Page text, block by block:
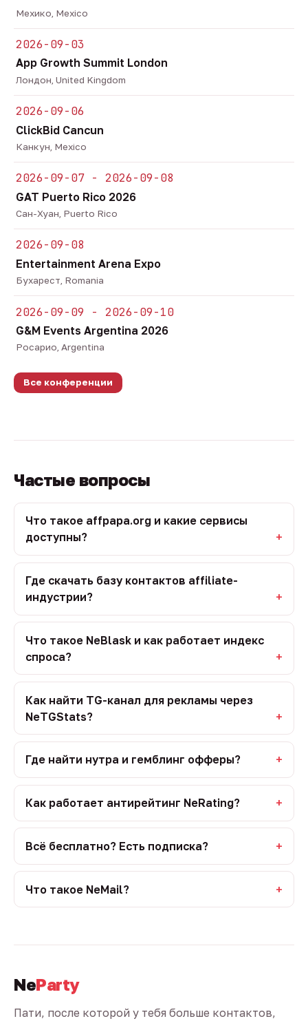
Мехико, Mexico
2026-09-03
App Growth Summit London
Лондон, United Kingdom
2026-09-06
ClickBid Cancun
Канкун, Mexico
2026-09-07 - 2026-09-08
GAT Puerto Rico 2026
Сан-Хуан, Puerto Rico
2026-09-08
Entertainment Arena Expo
Бухарест, Romania
2026-09-09 - 2026-09-10
G&M Events Argentina 2026
Росарио, Argentina
Все конференции
Частые вопросы
Что такое affpapa.org и какие сервисы
доступны?
Где скачать базу контактов affiliate-
индустрии?
Что такое NeBlask и как работает индекс
спроса?
Как найти TG-канал для рекламы через
NeTGStats?
Где найти нутра и гемблинг офферы?
Как работает антирейтинг NeRating?
Всё бесплатно? Есть подписка?
Что такое NeMail?
NeParty
Пати, после которой у тебя больше контактов,